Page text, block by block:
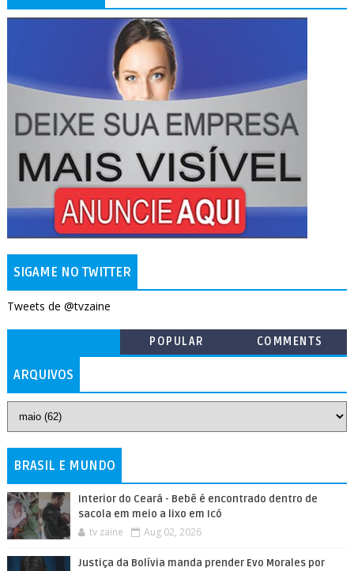
SIGAME NO TWITTER
Tweets de @tvzaine
POPULAR COMMENTS
ARQUIVOS
BRASIL E MUNDO
Interior do Ceará - Bebê é encontrado dentro de
sacola em meio a lixo em Icó
tv zaine Aug 02, 2026
Justiça da Bolívia manda prender Evo Morales por